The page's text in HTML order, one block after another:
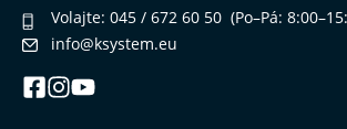
Volajte: 045 / 672 60 50 (Po–Pá:
info@ksystem.eu